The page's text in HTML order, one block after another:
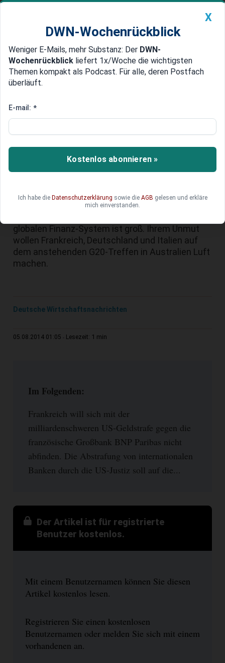
Newsticker MEIN DWN: Geldanlage Premium
Edelmetalle DWN-Magazin China
EU gegen USA
Den Dollar schwächen: EU-
Staaten planen Revolte gegen
US-Strafen für Banken
Die französische Regierung will die
nicht hinnehmen. Sie organisiert in Europa eine
Allianz gegen die US-Justiz. Die Unzufriedenheit
globalen Finanz-System ist groß. Ihrem Unmut
wollen Frankreich, Deutschland und Italien auf
dem anstehenden G20-Treffen in Australien Luft
machen.
Deutsche Wirtschaftsnachrichten
05.08.2014 01:05 Lesezeit: 1 min
Im Folgenden:
Frankreich will sich mit der
milliardenschweren US-Geldstrafe gegen die
französische Großbank BNP Paribas nicht
abfinden. Die Abstrafung von internationalen
Banken durch die US-Justiz soll auf die...
Der Artikel ist für registrierte
Benutzer kostenlos.
Mit einem Benutzernamen können Sie diesen
Artikel kostenlos lesen.
Registrieren Sie einen kostenlosen
Benutzernamen oder melden Sie sich mit einem
vorhandenen an.
X
DWN-Wochenrückblick
Weniger E-Mails, mehr Substanz: Der DWN-
Wochenrückblick liefert 1x/Woche die wichtigsten
Themen kompakt als Podcast. Für alle, deren Postfach
überläuft.
E-mail: *
Kostenlos abonnieren »
Ich habe die Datenschutzerklärung sowie die AGB gelesen und erkläre
mich einverstanden.